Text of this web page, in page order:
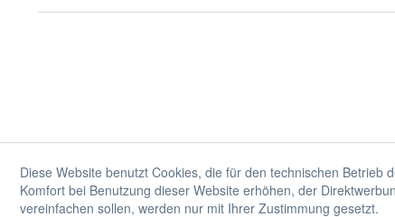
Diese Website benutzt Cookies, die für den technischen
Komfort bei Benutzung dieser Website erhöhen, der
vereinfachen sollen, werden nur mit Ihrer Zustimmung gesetzt.